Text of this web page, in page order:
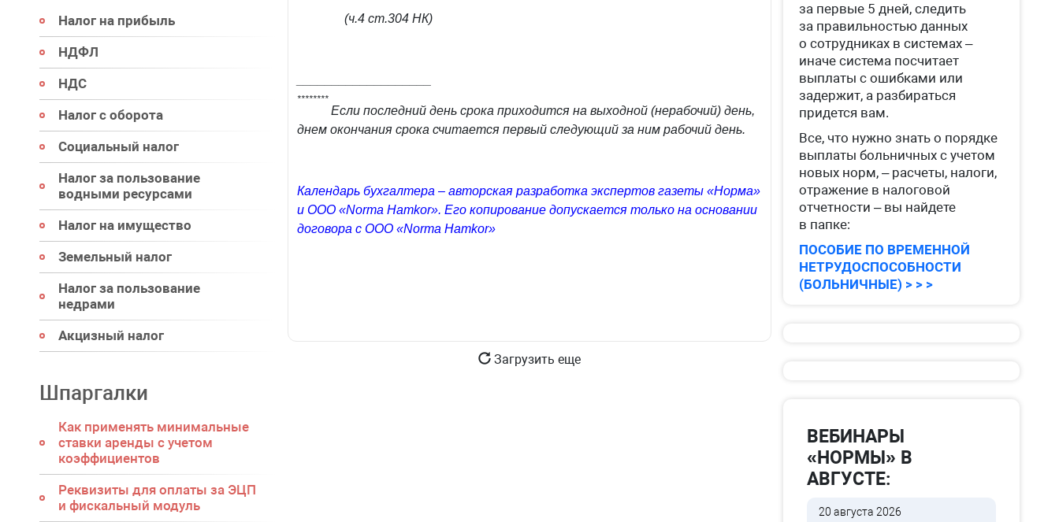
Налог на прибыль
НДФЛ
НДС
Налог с оборота
Социальный налог
Налог за пользование
водными ресурсами
Налог на имущество
Земельный налог
Налог за пользование
недрами
Акцизный налог
Шпаргалки
Как применять минимальные
ставки аренды с учетом
коэффициентов
Реквизиты для оплаты за ЭЦП
и фискальный модуль
(ч.4 ст.304 НК)
********
Если последний день срока приходится на выходной (нерабочий) день,
днем окончания срока считается первый следующий за ним рабочий день.
Календарь бухгалтера – авторская разработка экспертов газеты «Норма»
и ООО «Norma Hamkor». Его копирование допускается только на основании
договора с ООО «Norma Hamkor»
Загрузить еще
за первые 5 дней, следить
за правильностью данных
о сотрудниках в системах –
иначе система посчитает
выплаты с ошибками или
задержит, а разбираться
придется вам.
Все, что нужно знать о порядке
выплаты больничных с учетом
новых норм, – расчеты, налоги,
отражение в налоговой
отчетности – вы найдете
в папке:
ПОСОБИЕ ПО ВРЕМЕННОЙ
НЕТРУДОСПОСОБНОСТИ
(БОЛЬНИЧНЫЕ) > > >
ВЕБИНАРЫ
«НОРМЫ» В
АВГУСТЕ:
20 августа 2026